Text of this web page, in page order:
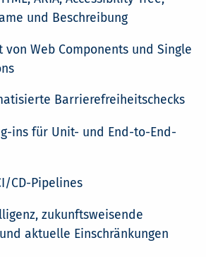
und Beschreibung
Web Components und Single
Barrierefreiheitschecks
ins für Unit- und End-to-End-
CD-Pipelines
zukunftsweisende
aktuelle Einschränkungen